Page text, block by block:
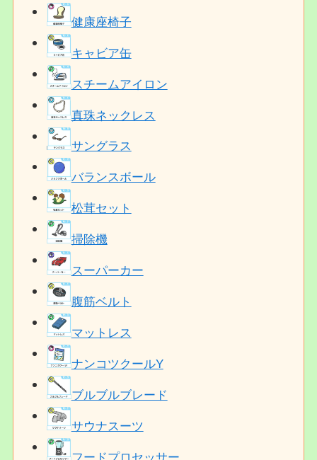
健康座椅子
キャビア缶
スチームアイロン
真珠ネックレス
サングラス
バランスボール
松茸セット
掃除機
スーパーカー
腹筋ベルト
マットレス
ナンコツクールY
ブルブルブレード
サウナスーツ